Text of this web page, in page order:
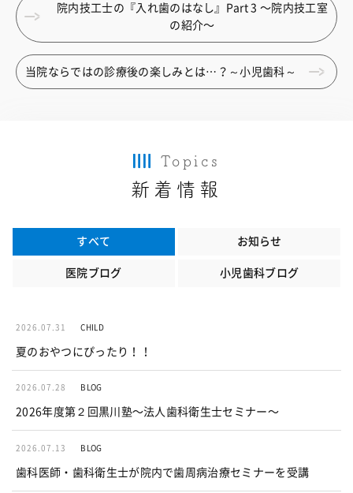
院内技工士の『入れ歯のはなし』Part 3 〜院内技工室
の紹介〜
当院ならではの診療後の楽しみとは…？～小児歯科～
Topics
新着情報
すべて お知らせ
医院ブログ 小児歯科ブログ
2026.07.31 CHILD
夏のおやつにぴったり！！
2026.07.28 BLOG
2026年度第２回黒川塾〜法人歯科衛生士セミナー〜
2026.07.13 BLOG
歯科医師・歯科衛生士が院内で歯周病治療セミナーを受講